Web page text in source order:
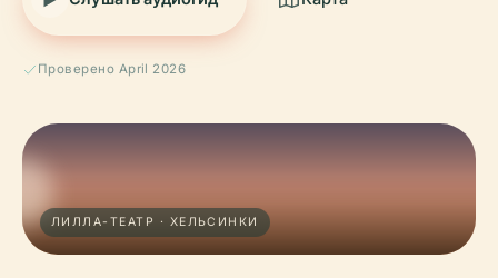
Проверено April 2026
ЛИЛЛА-ТЕАТР · ХЕЛЬСИНКИ